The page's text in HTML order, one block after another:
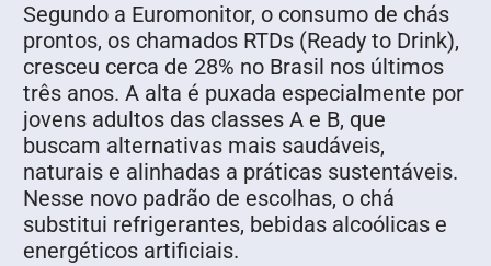
Segundo a Euromonitor, o consumo de chás
prontos, os chamados RTDs (Ready to Drink),
cresceu cerca de 28% no Brasil nos últimos
três anos. A alta é puxada especialmente por
jovens adultos das classes A e B, que
buscam alternativas mais saudáveis,
naturais e alinhadas a práticas sustentáveis.
Nesse novo padrão de escolhas, o chá
substitui refrigerantes, bebidas alcoólicas e
energéticos artificiais.